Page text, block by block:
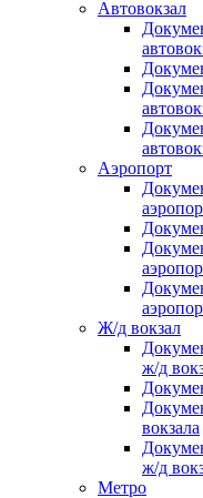
Автовокзал
Аэропорт
Ж/д вокзал
ж/д
вокзала
ж/д
Метро